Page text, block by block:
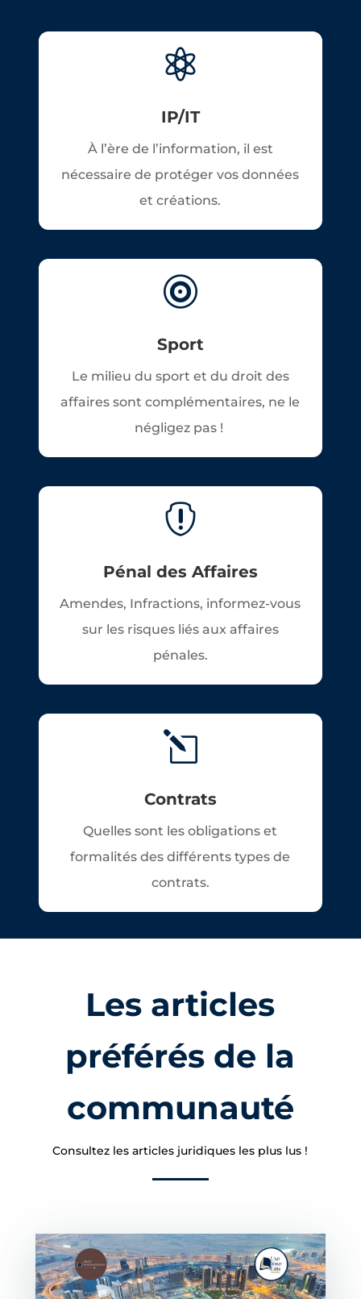

IP/IT
À l’ère de l’information, il est
nécessaire de protéger vos données
et créations.

Sport
Le milieu du sport et du droit des
affaires sont complémentaires, ne le
négligez pas !

Pénal des Affaires
Amendes, Infractions, informez-vous
sur les risques liés aux affaires
pénales.
l
Contrats
Quelles sont les obligations et
formalités des différents types de
contrats.
Les articles
préférés de la
communauté
Consultez les articles juridiques les plus lus !